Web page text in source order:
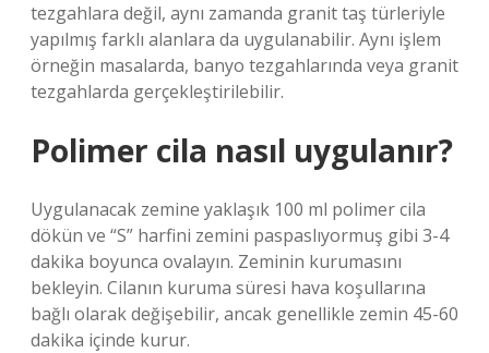
tezgahlara değil, aynı zamanda granit taş türleriyle
yapılmış farklı alanlara da uygulanabilir. Aynı işlem
örneğin masalarda, banyo tezgahlarında veya granit
tezgahlarda gerçekleştirilebilir.
Polimer cila nasıl uygulanır?
Uygulanacak zemine yaklaşık 100 ml polimer cila
dökün ve “S” harfini zemini paspaslıyormuş gibi 3-4
dakika boyunca ovalayın. Zeminin kurumasını
bekleyin. Cilanın kuruma süresi hava koşullarına
bağlı olarak değişebilir, ancak genellikle zemin 45-60
dakika içinde kurur.